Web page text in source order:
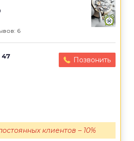
6
47
Позвонить
клиентов – 10%